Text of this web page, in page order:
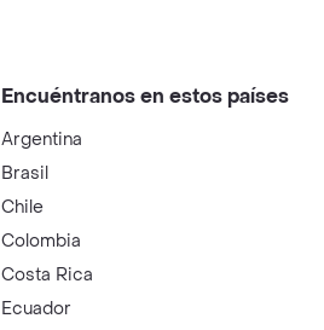
Encuéntranos en estos países
Argentina
Brasil
Chile
Colombia
Costa Rica
Ecuador